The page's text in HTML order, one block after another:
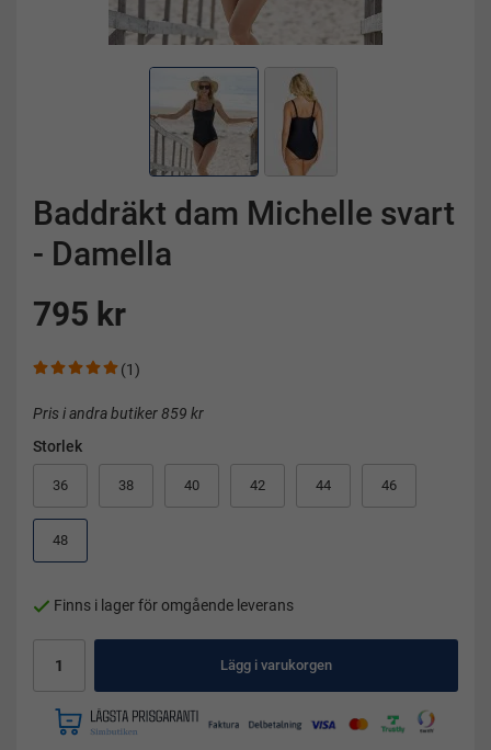
Baddräkt dam Michelle svart
- Damella
795 kr
(1)
Pris i andra butiker 859 kr
Storlek
36 38 40 42 44 46
48
Finns i lager för omgående leverans
Lägg i varukorgen